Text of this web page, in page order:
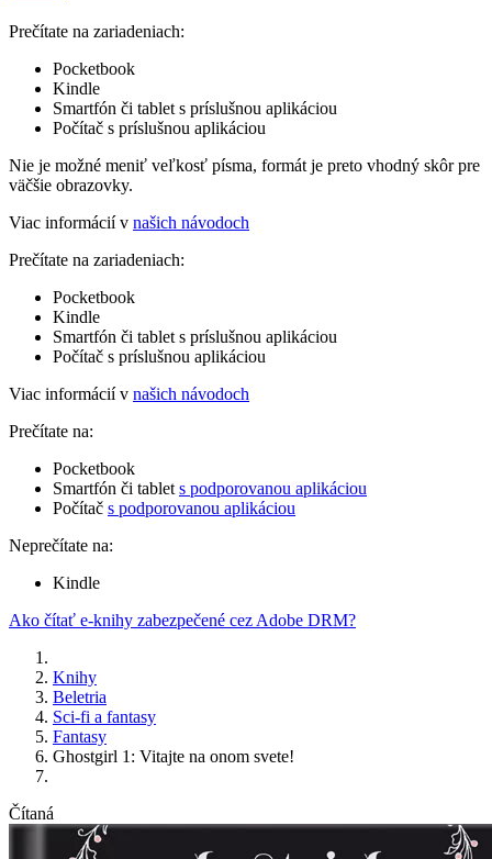
Prečítate na zariadeniach:
Pocketbook
Kindle
Smartfón či tablet s príslušnou aplikáciou
Počítač s príslušnou aplikáciou
Nie je možné meniť veľkosť písma, formát je preto vhodný skôr pre
väčšie obrazovky.
Viac informácií v našich návodoch
Prečítate na zariadeniach:
Pocketbook
Kindle
Smartfón či tablet s príslušnou aplikáciou
Počítač s príslušnou aplikáciou
Viac informácií v našich návodoch
Prečítate na:
Pocketbook
Smartfón či tablet s podporovanou aplikáciou
Počítač s podporovanou aplikáciou
Neprečítate na:
Kindle
Ako čítať e-knihy zabezpečené cez Adobe DRM?
Knihy
Beletria
Sci-fi a fantasy
Fantasy
Ghostgirl 1: Vitajte na onom svete!
Čítaná